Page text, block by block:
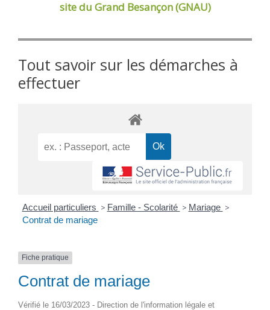
site du Grand Besançon (GNAU)
Tout savoir sur les démarches à
effectuer
Accueil particuliers > Famille - Scolarité > Mariage >
Contrat de mariage
Fiche pratique
Contrat de mariage
Vérifié le 16/03/2023 - Direction de l'information légale et